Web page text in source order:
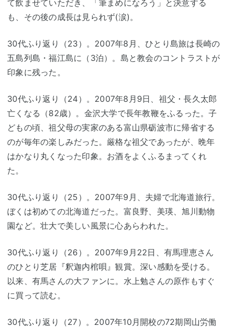
て飲ませていただき、「筆まめになろう」と決意する
も、その後の成長は見られず(涙)。
30代ふり返り（23）。2007年8月、ひとり島旅は長崎の
五島列島・福江島に（3泊）。島と教会のコントラストが
印象に残った。
30代ふり返り（24）。2007年8月9日、祖父・長久太郎
亡くなる（82歳）。金沢大学で長年教鞭をふるった。子
どもの頃、祖父母の実家のある富山県砺波市に帰省する
のが毎年の楽しみだった。厳格な祖父であったが、晩年
はかなり丸くなった印象。お酒をよくふるまってくれ
た。
30代ふり返り（25）。2007年9月、夫婦で北海道旅行。
ぼくは初めての北海道だった。富良野、美瑛、旭川動物
園など。壮大で美しい風景に心あらわれた。
30代ふり返り（26）。2007年9月22日、有馬理恵さん
のひとり芝居『釈迦内棺唄』観賞。深い感動を受ける。
以来、有馬さんの大ファンに。水上勉さんの原作もすぐ
に買って読む。
30代ふり返り（27）。2007年10月開校の72期岡山労働